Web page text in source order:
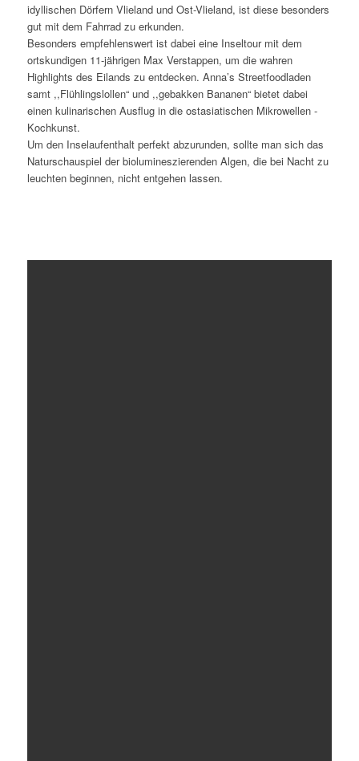
idyllischen Dörfern Vlieland und Ost-Vlieland, ist diese besonders
gut mit dem Fahrrad zu erkunden.
Besonders empfehlenswert ist dabei eine Inseltour mit dem
ortskundigen 11-jährigen Max Verstappen, um die wahren
Highlights des Eilands zu entdecken. Anna’s Streetfoodladen
samt ,,Flühlingslollen“ und ,,gebakken Bananen“ bietet dabei
einen kulinarischen Ausflug in die ostasiatischen Mikrowellen -
Kochkunst.
Um den Inselaufenthalt perfekt abzurunden, sollte man sich das
Naturschauspiel der biolumineszierenden Algen, die bei Nacht zu
leuchten beginnen, nicht entgehen lassen.